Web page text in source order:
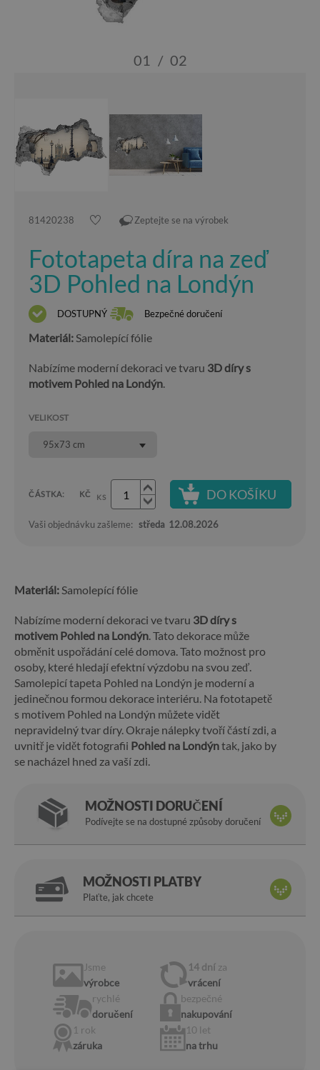
01 / 02
81420238 Zeptejte se na výrobek
Fototapeta díra na zeď
3D Pohled na Londýn
DOSTUPNÝ Bezpečné doručení
Materiál:Samolepící fólie
Nabízíme moderní dekoraci ve tvaru 3D díry s
motivem Pohled na Londýn.
VELIKOST
95x73 cm
ČÁSTKA: KČ KS DO KOŠÍKU
Vaši objednávku zašleme: středa 12.08.2026
Materiál:Samolepící fólie
Nabízíme moderní dekoraci ve tvaru 3D díry s
motivem Pohled na Londýn. Tato dekorace může
obměnit uspořádání celé domova. Tato možnost pro
osoby, které hledají efektní výzdobu na svou zeď.
Samolepicí tapeta Pohled na Londýn je moderní a
jedinečnou formou dekorace interiéru. Na fototapetě
s motivem Pohled na Londýn můžete vidět
nepravidelný tvar díry. Okraje nálepky tvoří částí zdi, a
uvnitř je vidět fotografii Pohled na Londýntak, jako by
se nacházel hned za vaší zdi.
MOŽNOSTI DORUČENÍ
Podívejte se na dostupné způsoby doručení
MOŽNOSTI PLATBY
Plaťte, jak chcete
Jsme
výrobce
14 dní za
vrácení
rychlé
doručení
bezpečné
nakupování
1 rok
záruka
10 let
na trhu